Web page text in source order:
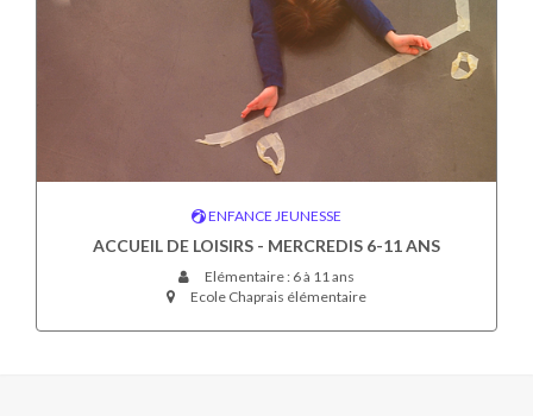
ENFANCE JEUNESSE
ACCUEIL DE LOISIRS - MERCREDIS 6-11 ANS
Elémentaire : 6 à 11 ans
Ecole Chaprais élémentaire